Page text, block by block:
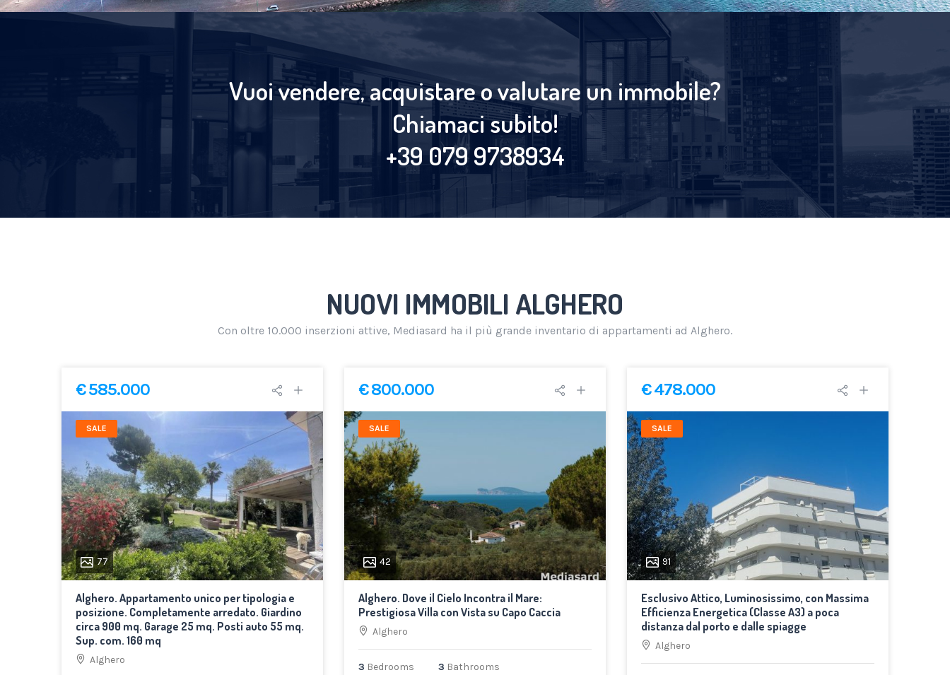
Vuoi vendere, acquistare o valutare un immobile?
Chiamaci subito!
+39 079 9738934
NUOVI IMMOBILI ALGHERO
Con oltre 10.000 inserzioni attive, Mediasard ha il più grande inventario di appartamenti ad Alghero.
€ 585.000
SALE
77
Alghero. Appartamento unico per tipologia e
posizione. Completamente arredato. Giardino
circa 900 mq. Garage 25 mq. Posti auto 55 mq.
Sup. com. 160 mq
Alghero
€ 800.000
SALE
42
Alghero. Dove il Cielo Incontra il Mare:
Prestigiosa Villa con Vista su Capo Caccia
Alghero
3 Bedrooms 3 Bathrooms
€ 478.000
SALE
91
Esclusivo Attico, Luminosissimo, con Massima
Efficienza Energetica (Classe A3) a poca
distanza dal porto e dalle spiagge
Alghero